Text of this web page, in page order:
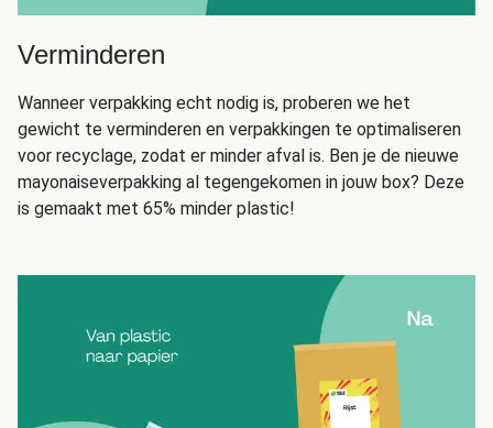
Verminderen
Wanneer verpakking echt nodig is, proberen we het
gewicht te verminderen en verpakkingen te optimaliseren
voor recyclage, zodat er minder afval is. Ben je de nieuwe
mayonaiseverpakking al tegengekomen in jouw box? Deze
is gemaakt met 65% minder plastic!